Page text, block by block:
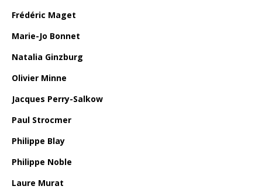
Frédéric Maget
Marie-Jo Bonnet
Natalia Ginzburg
Olivier Minne
Jacques Perry-Salkow
Paul Strocmer
Philippe Blay
Philippe Noble
Laure Murat